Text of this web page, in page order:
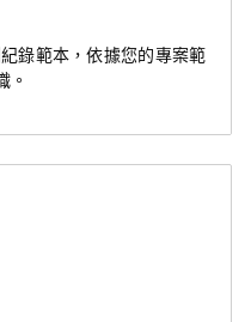
錄範本，依據您的專案範
。